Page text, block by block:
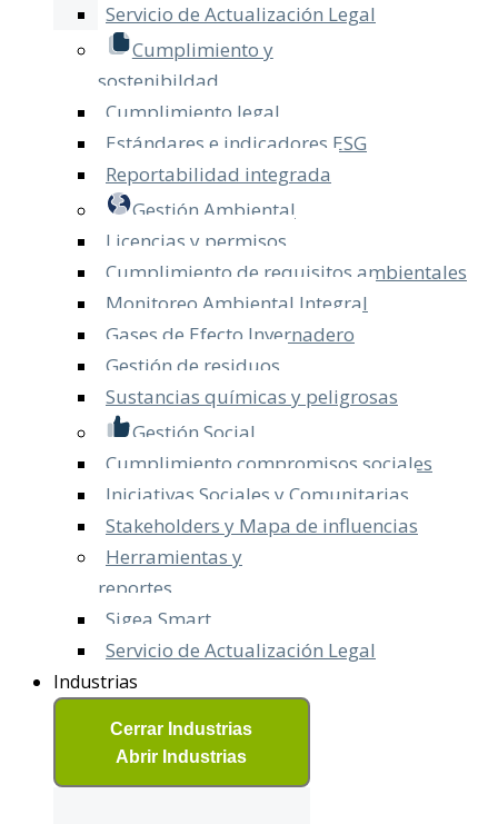
Servicio de Actualización Legal​
Cumplimiento y
sostenibildad
Cumplimiento legal
Estándares e indicadores ESG
Reportabilidad integrada
Gestión Ambiental
Licencias y permisos
Cumplimiento de requisitos ambientales
Monitoreo Ambiental Integral
Gases de Efecto Invernadero
Gestión de residuos
Sustancias químicas y peligrosas
Gestión Social
Cumplimiento compromisos sociales
Iniciativas Sociales y Comunitarias
Stakeholders y Mapa de influencias
Herramientas y
reportes
Sigea Smart
Servicio de Actualización Legal​
Industrias
Cerrar Industrias
Abrir Industrias